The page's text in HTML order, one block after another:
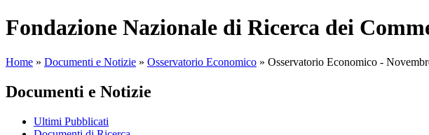
Fondazione Nazionale di Ricerca dei
Home » Documenti e Notizie » Osservatorio Economico » Osservatorio Economico -
Documenti e Notizie
Ultimi Pubblicati